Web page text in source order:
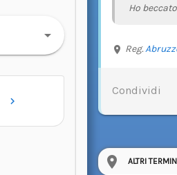
Ho
Reg.
Condividi
ALTRI